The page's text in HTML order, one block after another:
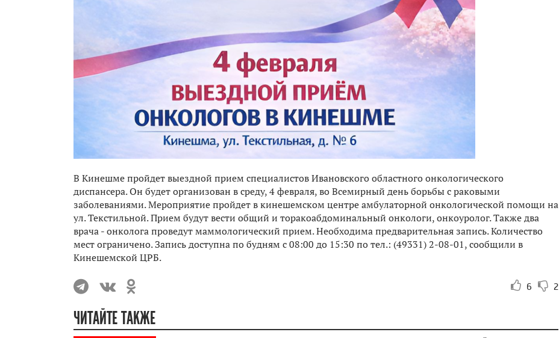
В Кинешме пройдет выездной прием специалистов Ивановского областного онкологического
диспансера. Он будет организован в среду, 4 февраля, во Всемирный день борьбы с раковыми
заболеваниями. Мероприятие пройдет в кинешемском центре амбулаторной онкологической помощи на
ул. Текстильной. Прием будут вести общий и торакоабдоминальный онкологи, онкоуролог. Также два
врача - онколога проведут маммологический прием. Необходима предварительная запись. Количество
мест ограничено. Запись доступна по будням с 08:00 до 15:30 по тел.: (49331) 2-08-01, сообщили в
Кинешемской ЦРБ.
6 2
ЧИТАЙТЕ ТАКЖЕ